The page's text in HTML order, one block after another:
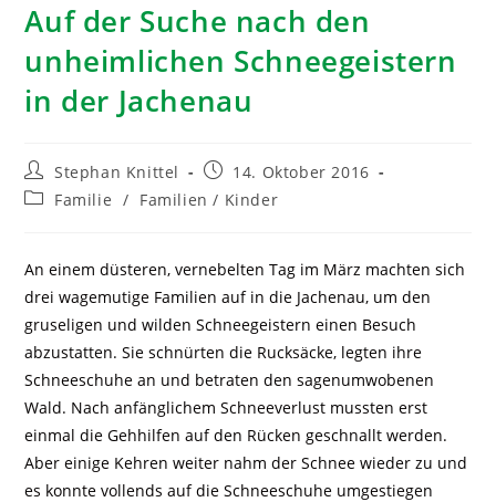
Auf der Suche nach den
unheimlichen Schneegeistern
in der Jachenau
Stephan Knittel
14. Oktober 2016
Familie / Familien / Kinder
An einem düsteren, vernebelten Tag im März machten sich
drei wagemutige Familien auf in die Jachenau, um den
gruseligen und wilden Schneegeistern einen Besuch
abzustatten. Sie schnürten die Rucksäcke, legten ihre
Schneeschuhe an und betraten den sagenumwobenen
Wald. Nach anfänglichem Schneeverlust mussten erst
einmal die Gehhilfen auf den Rücken geschnallt werden.
Aber einige Kehren weiter nahm der Schnee wieder zu und
es konnte vollends auf die Schneeschuhe umgestiegen